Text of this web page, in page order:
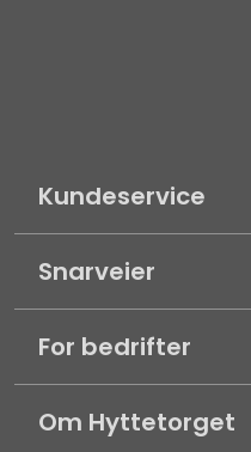
Kundeservice
Snarveier
For bedrifter
Om Hyttetorget